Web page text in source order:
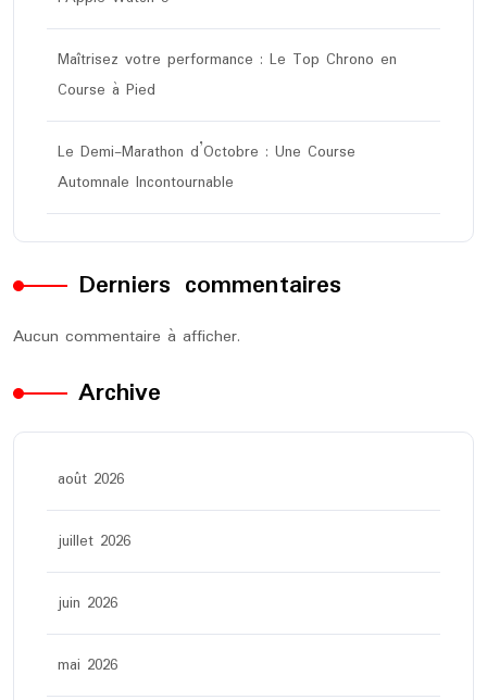
Maîtrisez votre performance : Le Top Chrono en
Course à Pied
Le Demi-Marathon d’Octobre : Une Course
Automnale Incontournable
Derniers commentaires
Aucun commentaire à afficher.
Archive
août 2026
juillet 2026
juin 2026
mai 2026